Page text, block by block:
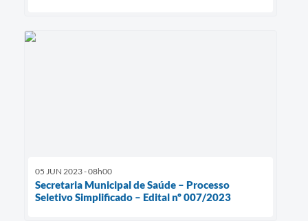
05 JUN 2023 - 08h00
Secretaria Municipal de Saúde – Processo
Seletivo Simplificado – Edital nº 007/2023